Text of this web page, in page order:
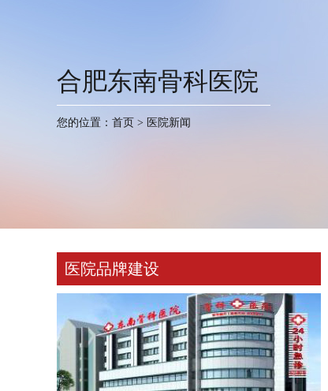
合肥东南骨科医院
您的位置： 首页 > 医院新闻
医院品牌建设